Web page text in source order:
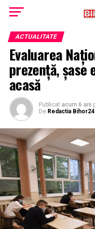
ACTUALITATE
Evaluarea
prezență, șase
acasă
Publicat acum 6 ani
De Redactia Bihor24